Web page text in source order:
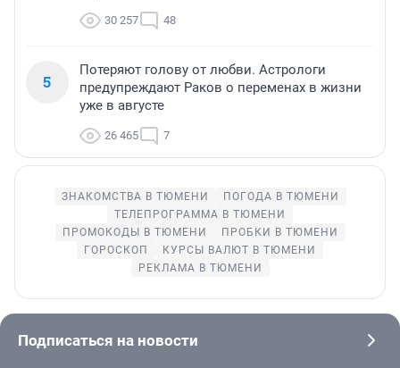
30 257 48
5
Потеряют голову от любви. Астрологи
предупреждают Раков о переменах в жизни
уже в августе
26 465 7
ЗНАКОМСТВА В ТЮМЕНИ
ПОГОДА В ТЮМЕНИ
ТЕЛЕПРОГРАММА В ТЮМЕНИ
ПРОМОКОДЫ В ТЮМЕНИ
ПРОБКИ В ТЮМЕНИ
ГОРОСКОП
КУРСЫ ВАЛЮТ В ТЮМЕНИ
РЕКЛАМА В ТЮМЕНИ
Подписаться на новости